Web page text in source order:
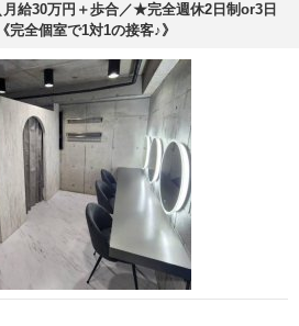
月給30万円＋歩合／★完全週休2日制or3日
全個室で1対1の接客♪》